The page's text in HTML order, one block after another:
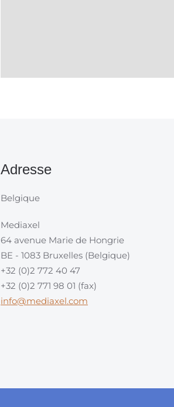
Adresse
Belgique
Mediaxel
64 avenue Marie de Hongrie
BE - 1083 Bruxelles (Belgique)
+32 (0)2 772 40 47
+32 (0)2 771 98 01 (fax)
info@mediaxel.com